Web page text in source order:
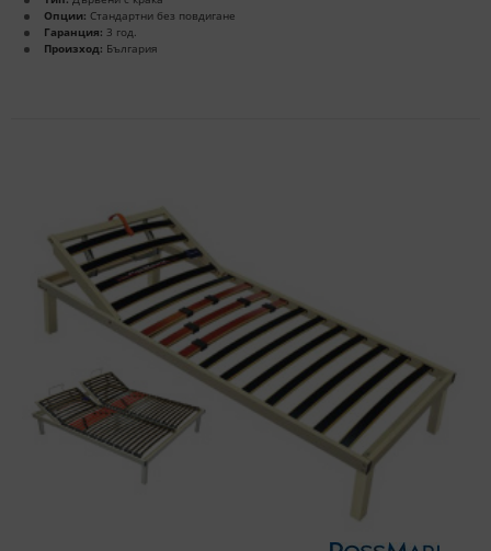
Опции: Стандартни без повдигане
Гаранция: 3 год.
Произход: България